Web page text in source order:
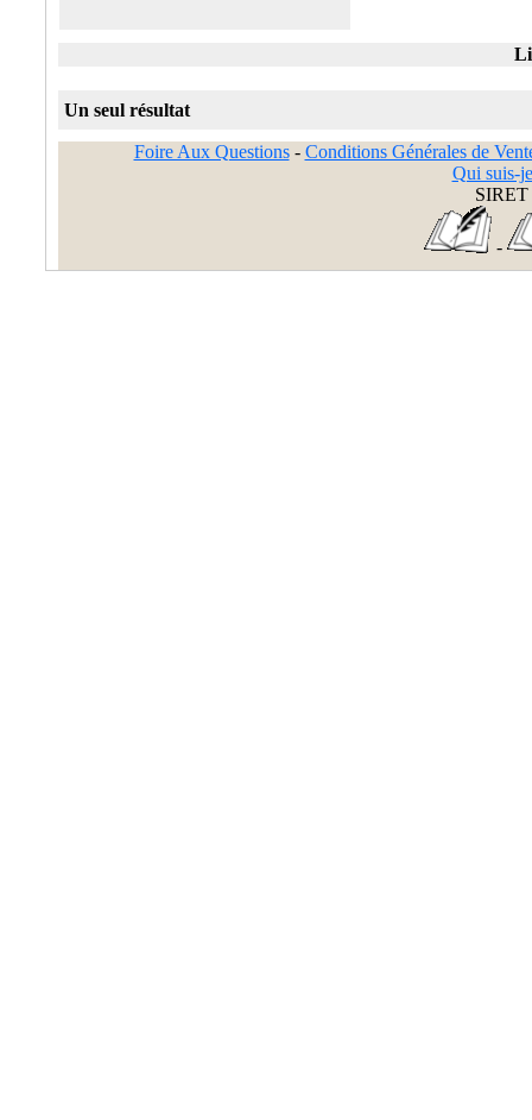
Un seul résultat
Foire Aux Questions- Conditions Générales de
Qui suis-
SIRET
-